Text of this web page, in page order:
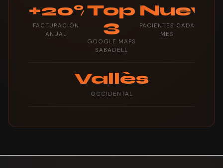
+20%
FACTURACIÓN
ANUAL
Top
3
GOOGLE MAPS
SABADELL
PACIENTES CADA
MES
Vallès
OCCIDENTAL